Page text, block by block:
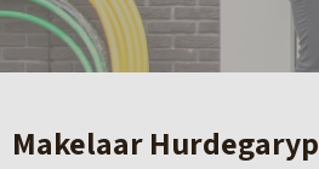
Makelaar Hurdegaryp